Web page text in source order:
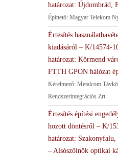
határozat: Újdombrád,
Építtető: Magyar Telekom
Értesítés
kiadásáról – K/14574-
határozat: Körmend
FTTH GPON hálózat
Kérelmező: Metalcom
Rendszerintegrációs Zrt.
Értesítés építési
hozott döntésről – K/
határozat:
– Alsószölnök optikai